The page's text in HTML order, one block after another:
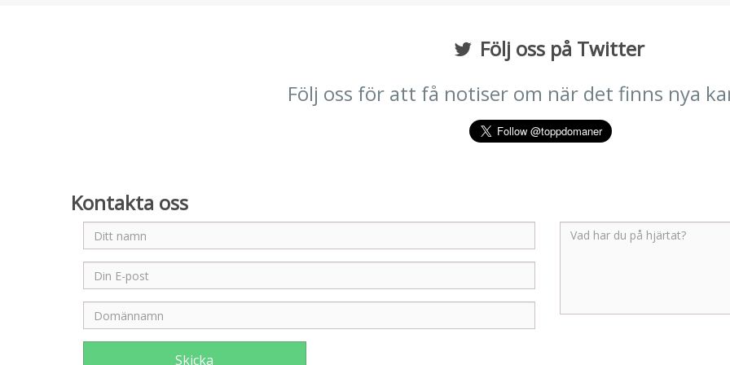
Följ oss på Twitter
Följ oss för att få notiser om när det finns nya
Kontakta oss
Skicka